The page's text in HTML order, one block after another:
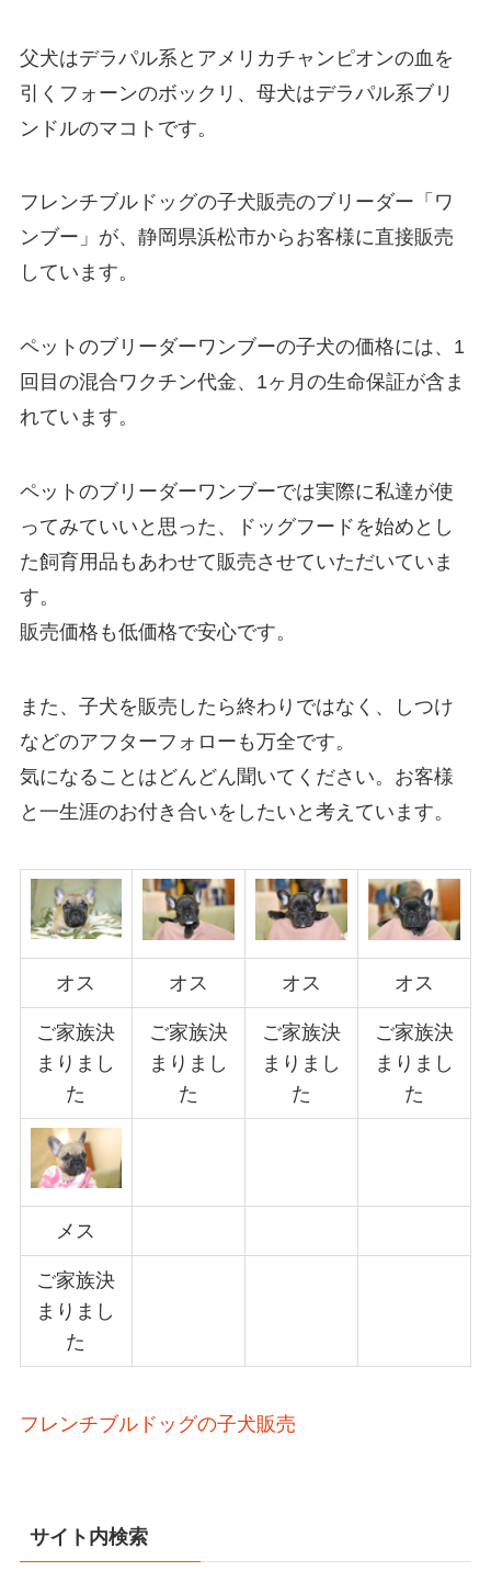
父犬はデラパル系とアメリカチャンピオンの血を
引くフォーンのボックリ、母犬はデラパル系ブリ
ンドルのマコトです。
フレンチブルドッグの子犬販売のブリーダー「ワ
ンブー」が、静岡県浜松市からお客様に直接販売
しています。
ペットのブリーダーワンブーの子犬の価格には、1
回目の混合ワクチン代金、1ヶ月の生命保証が含ま
れています。
ペットのブリーダーワンブーでは実際に私達が使
ってみていいと思った、ドッグフードを始めとし
た飼育用品もあわせて販売させていただいていま
す。
販売価格も低価格で安心です。
また、子犬を販売したら終わりではなく、しつけ
などのアフターフォローも万全です。
気になることはどんどん聞いてください。お客様
と一生涯のお付き合いをしたいと考えています。
オス オス オス オス
ご家族決
まりまし
た
ご家族決
まりまし
た
ご家族決
まりまし
た
ご家族決
まりまし
た
メス
ご家族決
まりまし
た
フレンチブルドッグの子犬販売
サイト内検索